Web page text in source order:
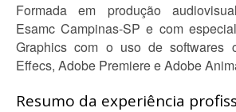
Formada em produção
Esamc Campinas-SP e com
Graphics com o uso de softwares
Effecs, Adobe Premiere e Adobe
Resumo da experiência